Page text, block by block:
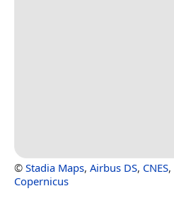
© Stadia Maps, Airbus DS, CNES,
Copernicus